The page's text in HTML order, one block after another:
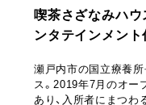
喫茶さざなみハウ
ンタテインメント
瀬戸内市の国立療養
ス。2019年7月のオー
あり、入所者にまつ